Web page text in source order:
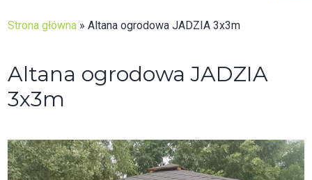
Strona główna »Altana ogrodowa JADZIA 3x3m
Altana ogrodowa JADZIA
3x3m